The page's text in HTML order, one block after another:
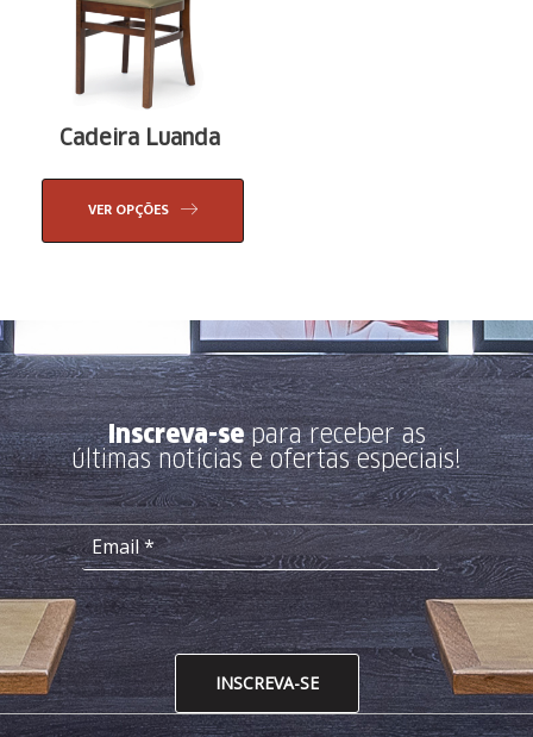
Cadeira Luanda
VER OPÇÕES
Inscreva-separa receber as
últimas notícias e ofertas especiais!
INSCREVA-SE